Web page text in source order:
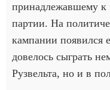
принадлежавшему к
партии. На
кампании появился
довелось сыграть
Рузвельта, но и в